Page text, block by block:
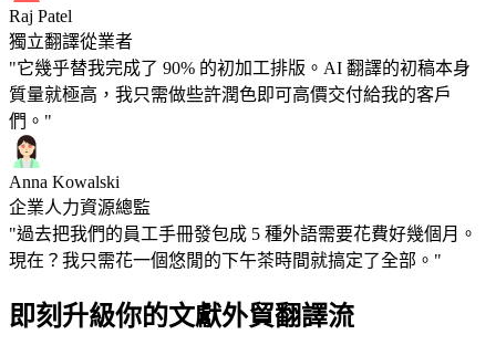
Raj Patel
獨立翻譯從業者
"它幾乎替我完成了 90% 的初加工排版。AI 翻譯的初稿本身
質量就極高，我只需做些許潤色即可高價交付給我的客戶
們。"
Anna Kowalski
企業人力資源總監
"過去把我們的員工手冊發包成 5 種外語需要花費好幾個月。
現在？我只需花一個悠閒的下午茶時間就搞定了全部。"
即刻升級你的文獻外貿翻譯流